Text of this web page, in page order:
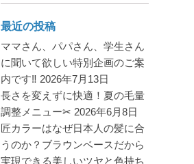
最近の投稿
ママさん、パパさん、学生さん
に聞いて欲しい特別企画のご案
内です‼️ 2026年7月13日
長さを変えずに快適！夏の毛量
調整メニュー✂︎ 2026年6月8日
匠カラーはなぜ日本人の髪に合
うのか？ブラウンベースだから
実現できる美しいツヤと色持ち